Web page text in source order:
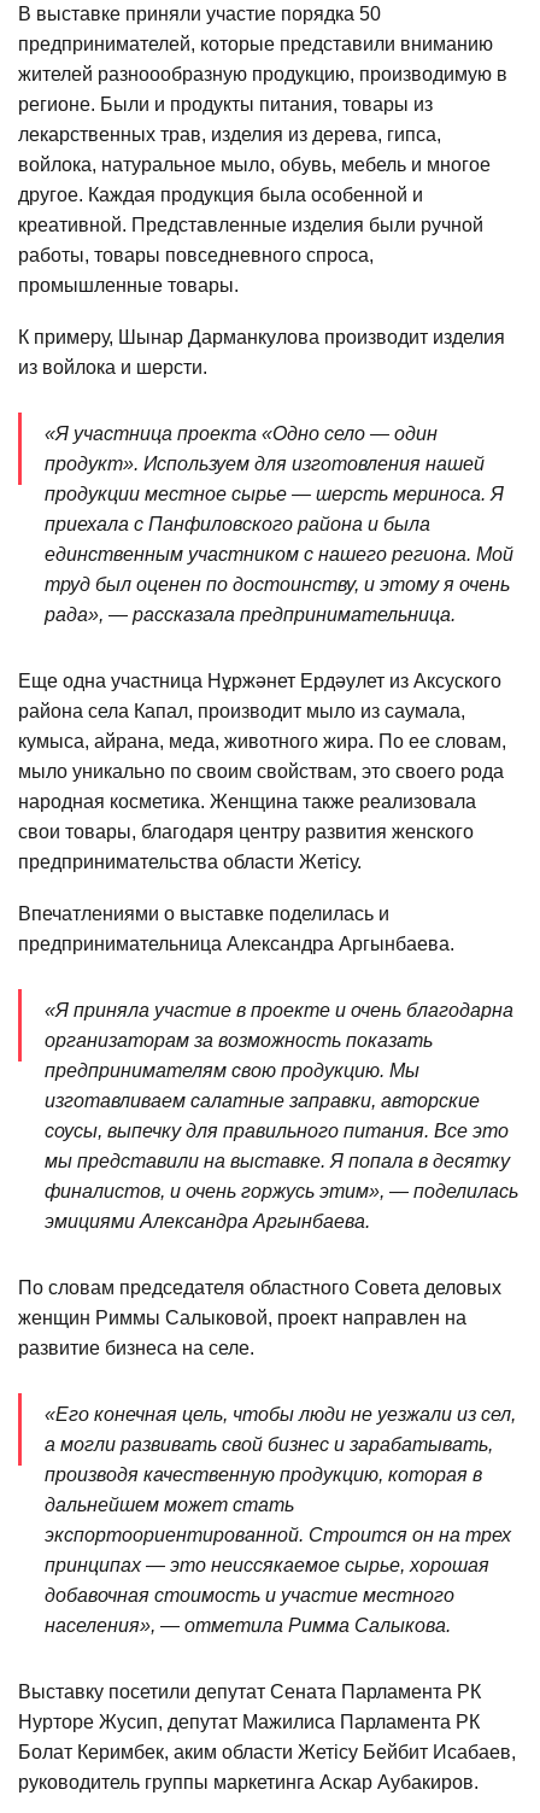
В выставке приняли участие порядка 50
предпринимателей, которые представили вниманию
жителей разноообразную продукцию, производимую в
регионе. Были и продукты питания, товары из
лекарственных трав, изделия из дерева, гипса,
войлока, натуральное мыло, обувь, мебель и многое
другое. Каждая продукция была особенной и
креативной. Представленные изделия были ручной
работы, товары повседневного спроса,
промышленные товары.
К примеру, Шынар Дарманкулова производит изделия
из войлока и шерсти.
«Я участница проекта «Одно село — один
продукт». Используем для изготовления нашей
продукции местное сырье — шерсть мериноса. Я
приехала с Панфиловского района и была
единственным участником с нашего региона. Мой
труд был оценен по достоинству, и этому я очень
рада», — рассказала предпринимательница.
Еще одна участница Нұржәнет Ердәулет из Аксуского
района села Капал, производит мыло из саумала,
кумыса, айрана, меда, животного жира. По ее словам,
мыло уникально по своим свойствам, это своего рода
народная косметика. Женщина также реализовала
свои товары, благодаря центру развития женского
предпринимательства области Жетісу.
Впечатлениями о выставке поделилась и
предпринимательница Александра Аргынбаева.
«Я приняла участие в проекте и очень благодарна
организаторам за возможность показать
предпринимателям свою продукцию. Мы
изготавливаем салатные заправки, авторские
соусы, выпечку для правильного питания. Все это
мы представили на выставке. Я попала в десятку
финалистов, и очень горжусь этим», — поделилась
эмициями Александра Аргынбаева.
По словам председателя областного Совета деловых
женщин Риммы Салыковой, проект направлен на
развитие бизнеса на селе.
«Его конечная цель, чтобы люди не уезжали из сел,
а могли развивать свой бизнес и зарабатывать,
производя качественную продукцию, которая в
дальнейшем может стать
экспортоориентированной. Строится он на трех
принципах — это неиссякаемое сырье, хорошая
добавочная стоимость и участие местного
населения», — отметила Римма Салыкова.
Выставку посетили депутат Сената Парламента РК
Нурторе Жусип, депутат Мажилиса Парламента РК
Болат Керимбек, аким области Жетісу Бейбит Исабаев,
руководитель группы маркетинга Аскар Аубакиров.